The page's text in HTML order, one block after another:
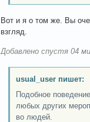
Вот и я о том же. Вы
взгляд.
Добавлено спустя 04
usual_user пишет:
Подобное
любых других
во людей.